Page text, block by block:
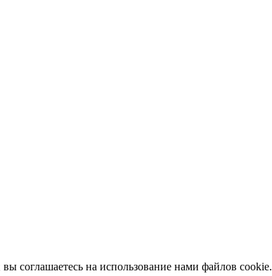
соглашаетесь на использование нами файлов cookie.